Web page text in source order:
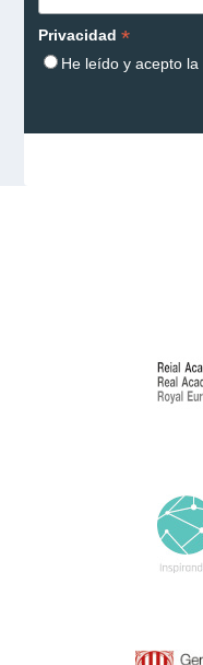
Privacidad *
He leído y acepto la